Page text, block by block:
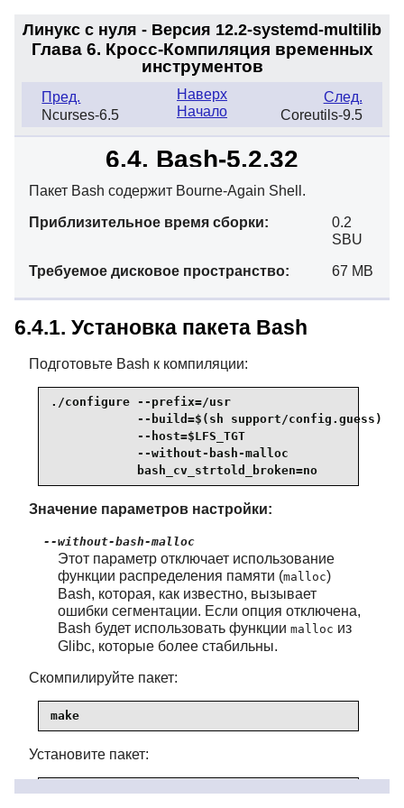
Линукс с нуля - Версия 12.2-systemd-multilib
Глава 6. Кросс-Компиляция временных
инструментов
Пред.
Ncurses-6.5
След.
Coreutils-9.5
Наверх
Начало
6.4. Bash-5.2.32
Пакет Bash содержит Bourne-Again Shell.
Приблизительное время сборки:
0.2
SBU
Требуемое дисковое пространство: 67 MB
6.4.1. Установка пакета Bash
Подготовьте Bash к компиляции:
./configure --prefix=/usr                      \
            --build=$(sh support/config.guess) \
            --host=$LFS_TGT                    \
            --without-bash-malloc              \
            bash_cv_strtold_broken=no
Значение параметров настройки:
--without-bash-malloc
Этот параметр отключает использование
функции распределения памяти (malloc)
Bash, которая, как известно, вызывает
ошибки сегментации. Если опция отключена,
Bash будет использовать функции malloc из
Glibc, которые более стабильны.
Скомпилируйте пакет:
make
Установите пакет:
make DESTDIR=$LFS install